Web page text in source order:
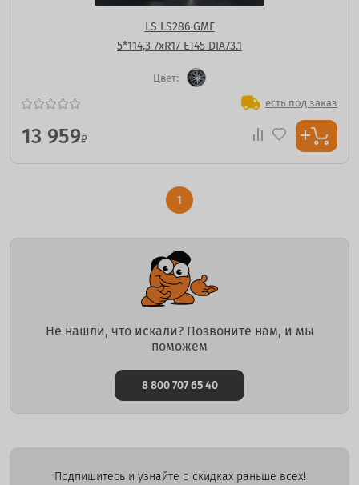
LS LS286 GMF
5*114,3 7xR17 ET45 DIA73.1
Цвет:
есть под заказ
13 959₽
1
Не нашли, что искали? Позвоните нам, и мы
поможем
8 800 707 65 40
Подпишитесь и узнайте о скидках раньше всех!